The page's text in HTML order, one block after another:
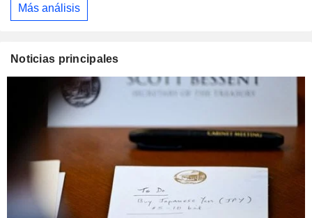
Más análisis
Noticias principales